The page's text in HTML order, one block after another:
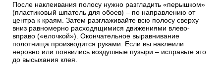
После наклеивания полосу нужно разгладить «перышком»
(пластиковый шпатель для обоев) – по направлению от
центра к краям. Затем разглаживайте всю полосу сверху
вниз равномерно расходящимися движениями влево-
вправо («елочкой»). Окончательное выравнивание
полотнища производится руками. Если вы наклеили
неровно или появились воздушные пузыри – исправьте это
до высыхания клея.